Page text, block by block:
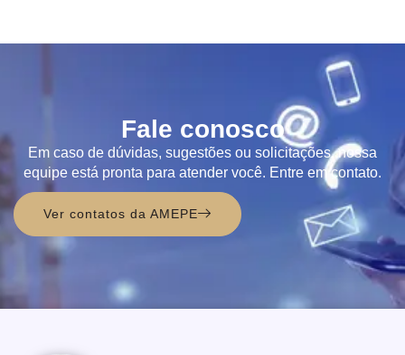
Fale conosco
Em caso de dúvidas, sugestões ou solicitações, nossa
equipe está pronta para atender você. Entre em contato.
Ver contatos da AMEPE